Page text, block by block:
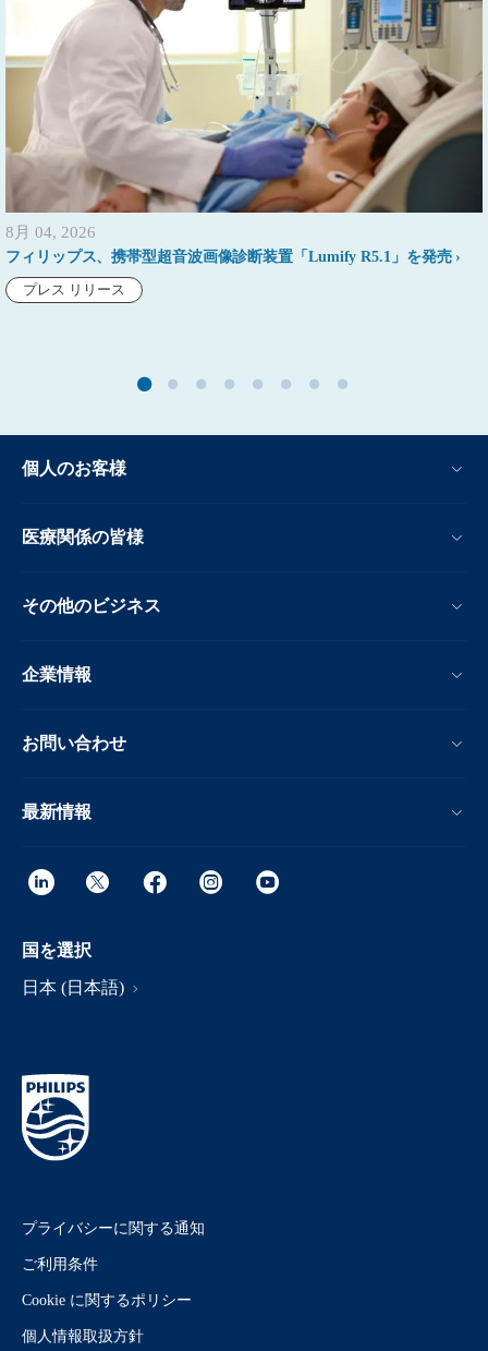
8月 04, 2026
フィリップス、携帯型超音波画像診断装置「Lumify R5.1」を発売
プレス リリース
個人のお客様
医療関係の皆様
その他のビジネス
企業情報
お問い合わせ
最新情報
国を選択
日本 (日本語)
プライバシーに関する通知
ご利用条件
Cookie に関するポリシー
個人情報取扱方針